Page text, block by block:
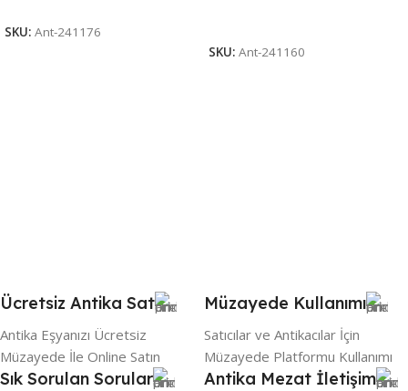
SKU: Ant-241176
SKU: Ant-241160
Ücretsiz Antika Sat
Antika Eşyanızı Ücretsiz
Müzayede İle Online Satın
Müzayede Kullanımı
Satıcılar ve Antikacılar İçin
Müzayede Platformu Kullanımı
Sık Sorulan Sorular Antika Mezat İletişim